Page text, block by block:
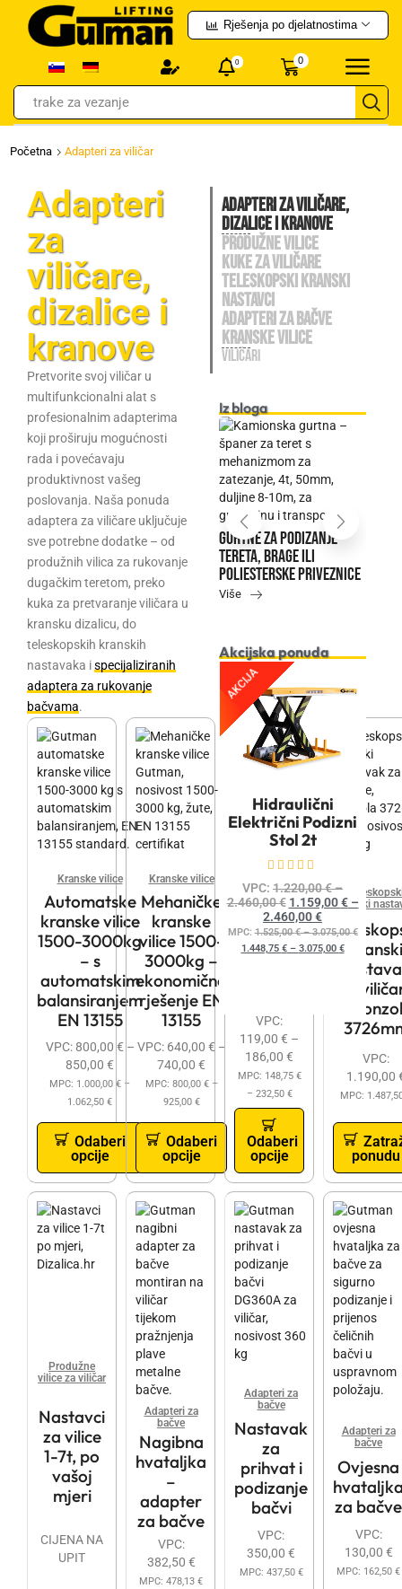
Rješenja po djelatnostima
trake za vezanje
0 0
Početna Adapteri za viličar
Adapteri
za
viličare,
dizalice i
kranove
Pretvorite svoj viličar u
multifunkcionalni alat s
profesionalnim adapterima
koji proširuju mogućnosti
rada i povećavaju
produktivnost vašeg
poslovanja. Naša ponuda
adaptera za viličare uključuje
sve potrebne dodatke – od
produžnih vilica za rukovanje
dugačkim teretom, preko
kuka za pretvaranje viličara u
kransku dizalicu, do
teleskopskih kranskih
nastavaka ispecijaliziranih
adaptera za rukovanje
bačvama.
Kranske vilice
Automatske
kranske vilice
1500-3000kg
– s
automatskim
balansiranjem
EN 13155
VPC:800,00 € –
850,00 €
MPC: 1.000,00 € –
1.062,50 €
Odaberi
opcije
Kranske vilice
Mehaničke
kranske
vilice 1500-
3000kg –
ekonomično
rješenje EN
13155
VPC: 640,00 € –
740,00 €
MPC: 800,00 €–
925,00 €
Odaberi
opcije
Kuke za viličar
Adapter
– kuka
VPC:
119,00 € –
186,00 €
MPC: 148,75 €
– 232,50 €
Odaberi
opcije
kranski
kranski
za
–
VPC:
1.190,00
MPC:
ponudu
Produžne
vilice za viličar
Nastavci
za vilice
1-7t, po
vašoj
mjeri
CIJENA NA
UPIT
Adapteri za
bačve
Nagibna
hvataljka
–
adapter
za bačve
VPC:
382,50 €
MPC: 478,13 €
Adapteri za
bačve
Nastavak
za
prihvat i
podizanje
bačvi
VPC:
350,00 €
MPC: 437,50 €
Adapteri za
bačve
Ovjesna
za bačve
VPC:
130,00 €
MPC: 162,50 €
ADAPTERI ZA VILIČARE,
DIZALICE i KRANOVE
PRODUŽNE VILICE
KUKE ZA VILIČARE
TELESKOPSKI KRANSKI
NASTAVCI
ADAPTERI ZA BAČVE
KRANSKE VILICE
VILIČARI
Iz bloga
ili ketencug
dizalica je
Gurtne za podizanje
tereta, brage ili
poliesterske priveznice
Više
Provjerena
u rukovanju
Gutman ručni
Više
Akcijska ponuda
Hidraulični
Električni Podizni
Stol 2t
AKCIJA
VPC: 1.220,00€–
2.460,00€ 1.159,00€–
2.460,00€
MPC:1.525,00€–3.075,00€
1.448,75 €– 3.075,00 €